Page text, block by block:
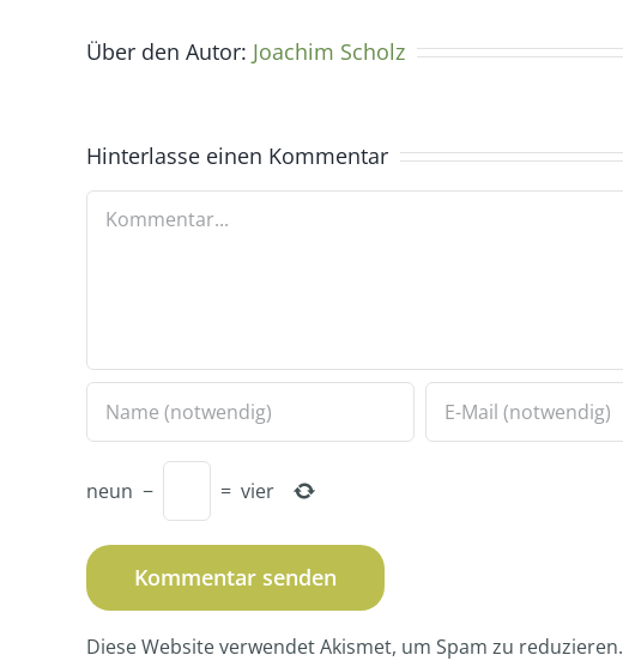
Über den Autor: Joachim Scholz
Hinterlasse einen Kommentar
Kommentar
neun − = vier
Diese Website verwendet Akismet, um Spam zu reduzieren.